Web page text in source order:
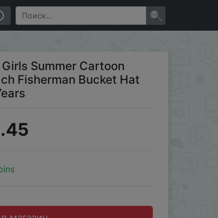
Cover Caps 0-8 Years
Summer Cartoon
Fisherman Bucket Hat